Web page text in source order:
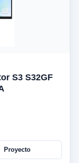
S3 S32GF
Proyecto